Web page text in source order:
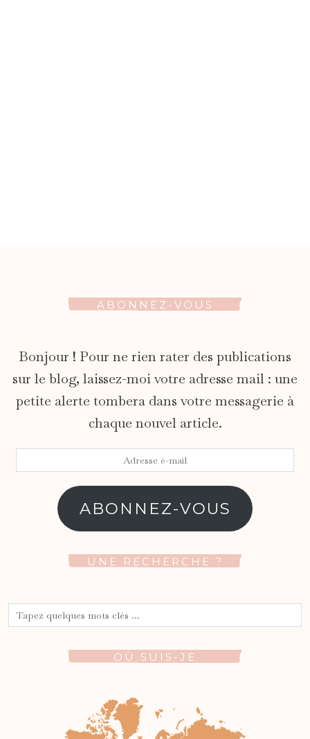
ABONNEZ-VOUS
Bonjour ! Pour ne rien rater des publications
sur le blog, laissez-moi votre adresse mail : une
petite alerte tombera dans votre messagerie à
chaque nouvel article.
ABONNEZ-VOUS
UNE RECHERCHE ?
OÙ SUIS-JE